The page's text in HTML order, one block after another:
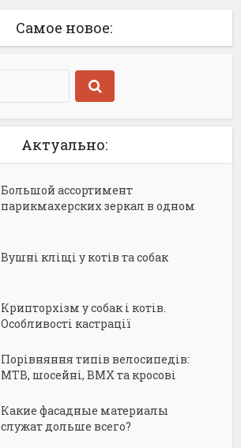
Самое новое:
Актуально:
Большой ассортимент
парикмахерских зеркал в одном
Вушні кліщі у котів та собак
Крипторхізм у собак і котів.
Особливості кастрації
Порівняння типів велосипедів:
MTB, шосейні, BMX та кросові
Какие фасадные материалы
служат дольше всего?